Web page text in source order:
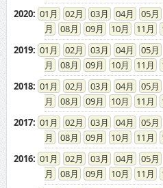
2020: 01 02 03 04 05
08
09 10 11
2019: 01 02 03 04 05
08
09 10 11
2018: 01 02 03 04 05
08
09 10 11
2017: 01 02 03 04 05
08
09 10 11
2016: 01 02 03 04 05
08
09 10 11